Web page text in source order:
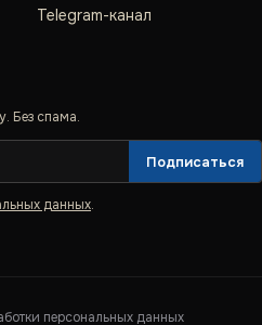
Telegram-канал
Без спама.
Подписаться
данных.
персональных данных